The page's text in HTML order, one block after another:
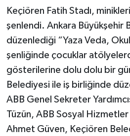
Keçiören Fatih Stadı,
şenlendi. Ankara Büyükşehir
düzenlediği “Yaza Veda,
şenliğinde çocuklar
gösterilerine dolu dolu bir
Belediyesi ile iş birliğinde
ABB Genel Sekreter
Tüzün, ABB Sosyal Hizmetler
Ahmet Güven, Keçiören